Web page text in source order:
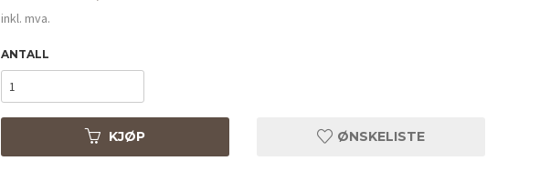
inkl. mva.
ANTALL
KJØP ØNSKELISTE